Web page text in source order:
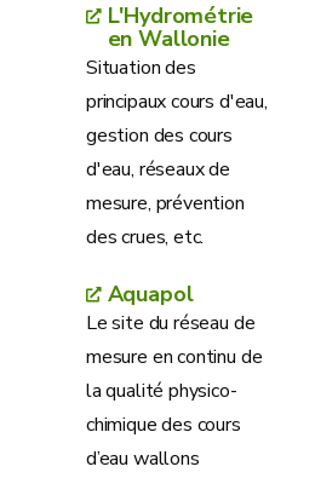
L'Hydrométrie
en Wallonie
Situation des
principaux cours d'eau,
gestion des cours
d'eau, réseaux de
mesure, prévention
des crues, etc.
Aquapol
Le site du réseau de
mesure en continu de
la qualité physico-
chimique des cours
d’eau wallons